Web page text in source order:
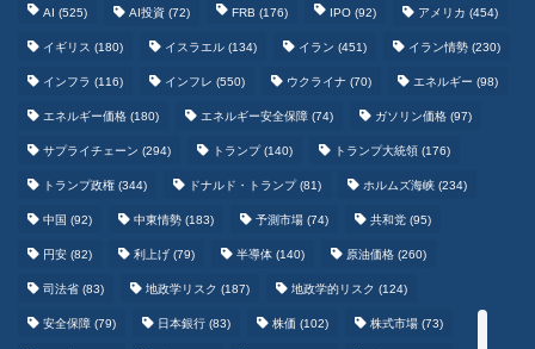
AI (525) AI投資 (72) FRB (176) IPO (92) アメリカ (454)
イギリス (180) イスラエル (134) イラン (451) イラン情勢 (230)
インフラ (116) インフレ (550) ウクライナ (70) エネルギー (98)
エネルギー価格 (180) エネルギー安全保障 (74) ガソリン価格 (97)
サプライチェーン (294) トランプ(140) トランプ大統領 (176)
トランプ政権 (344) ドナルド・トランプ(81) ホルムズ海峡 (234)
中国 (92) 中東情勢 (183) 予測市場 (74) 共和党 (95)
円安 (82) 利上げ (79) 半導体 (140) 原油価格 (260)
司法省 (83) 地政学リスク (187) 地政学的リスク (124)
安全保障 (79) 日本銀行 (83) 株価 (102) 株式市場 (73)
野球まとめ
サッカーまとめ